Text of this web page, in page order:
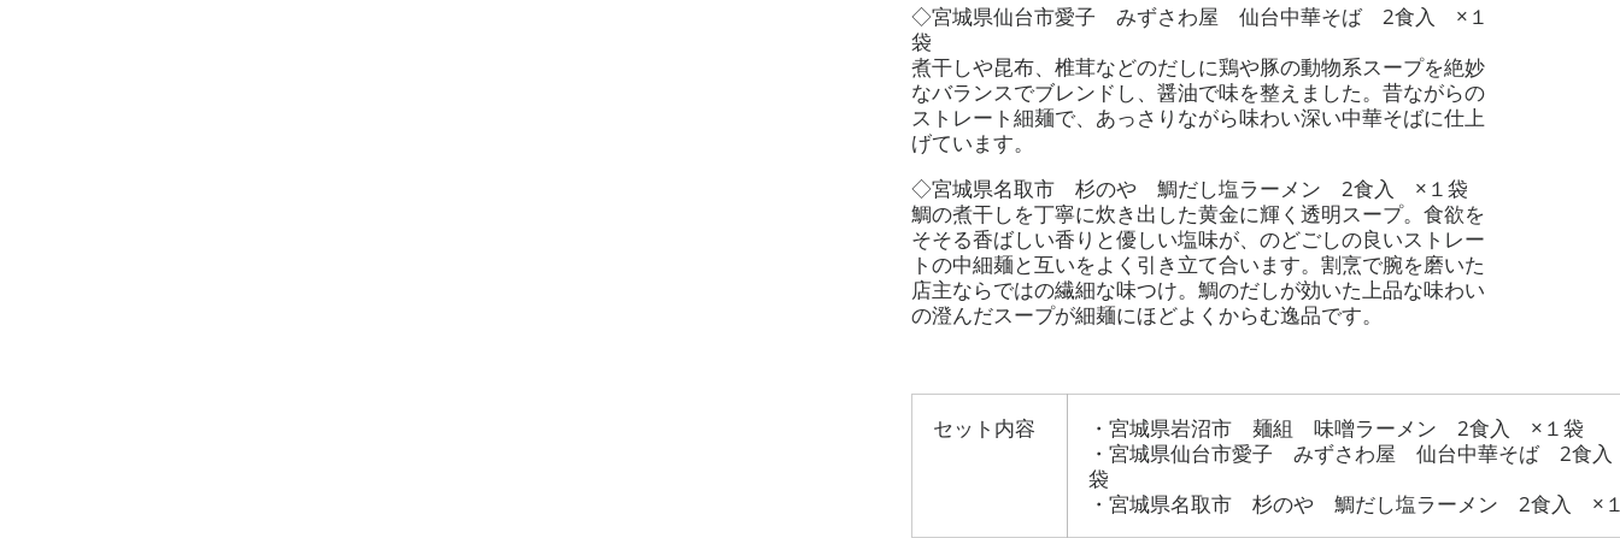
◇宮城県仙台市愛子 みずさわ屋 仙台中華そば 2食入 ×１
袋
煮干しや昆布、椎茸などのだしに鶏や豚の動物系スープを絶妙
なバランスでブレンドし、醤油で味を整えました。昔ながらの
ストレート細麺で、あっさりながら味わい深い中華そばに仕上
げています。
◇宮城県名取市 杉のや 鯛だし塩ラーメン 2食入 ×１袋
鯛の煮干しを丁寧に炊き出した黄金に輝く透明スープ。食欲を
そそる香ばしい香りと優しい塩味が、のどごしの良いストレー
トの中細麺と互いをよく引き立て合います。割烹で腕を磨いた
店主ならではの繊細な味つけ。鯛のだしが効いた上品な味わい
の澄んだスープが細麺にほどよくからむ逸品です。
セット内容 ・宮城県岩沼市 麺組 味噌ラーメン 2食入 ×１袋
・宮城県仙台市愛子 みずさわ屋 仙台中華そば 2食
袋
・宮城県名取市 杉のや 鯛だし塩ラーメン 2食入 ×